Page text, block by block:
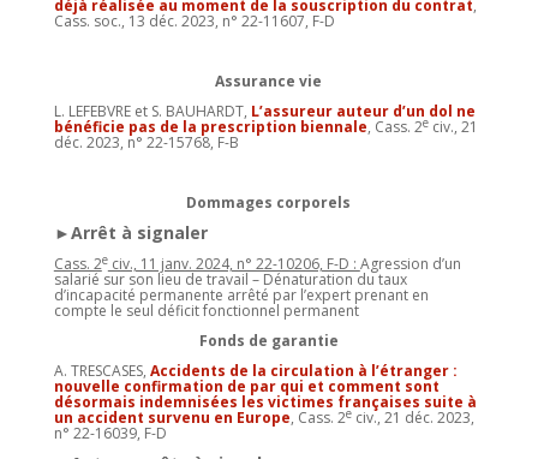
déjà réalisée au moment de la souscription du contrat,
Cass. soc., 13 déc. 2023, n° 22-11607, F-D
Assurance vie
L. LEFEBVRE et S. BAUHARDT, L’assureur auteur d’un dol ne
bénéficie pas de la prescription biennale, Cass. 2eciv., 21
déc. 2023, n° 22-15768, F-B
Dommages corporels
►Arrêt à signaler
Cass. 2eciv., 11 janv. 2024, n° 22-10206, F-D : Agression d’un
salarié sur son lieu de travail – Dénaturation du taux
d’incapacité permanente arrêté par l’expert prenant en
compte le seul déficit fonctionnel permanent
Fonds de garantie
A. TRESCASES, Accidents de la circulation à l’étranger :
nouvelle confirmation de par qui et comment sont
désormais indemnisées les victimes françaises suite à
un accident survenu en Europe, Cass. 2eciv., 21 déc. 2023,
n° 22-16039, F-D